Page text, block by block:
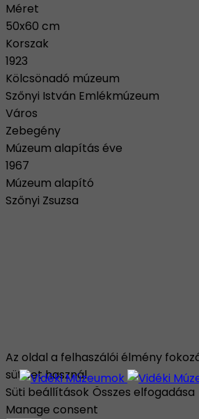
Méret
50x60 cm
Korszak
1923
Kölcsönadó múzeum
Szőnyi István Emlékmúzeum
Város
Zebegény
Múzeum alapítás éve
1967
Múzeum alapító
Szőnyi Zsuzsa
Az oldal a felhaszálói élmény
sütiket használ.
Süti beállítások Összes elfogadása
Manage consent